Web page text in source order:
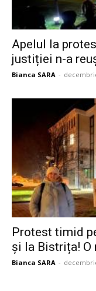
Apelul la
justiției n-a
Bianca SARA -
Protest timid
și la Bistrița! O
Bianca SARA -